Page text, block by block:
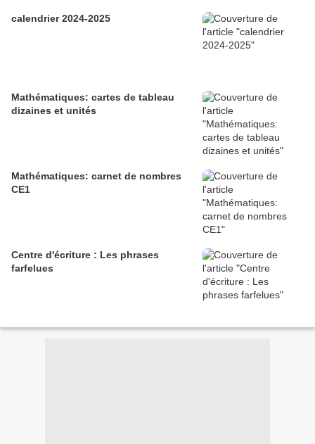
calendrier 2024-2025
Mathématiques: cartes de tableau
dizaines et unités
Mathématiques: carnet de nombres
CE1
Centre d'écriture : Les phrases
farfelues